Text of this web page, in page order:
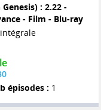
: 2.22 -
- Film - Blu-ray
épisodes : 1